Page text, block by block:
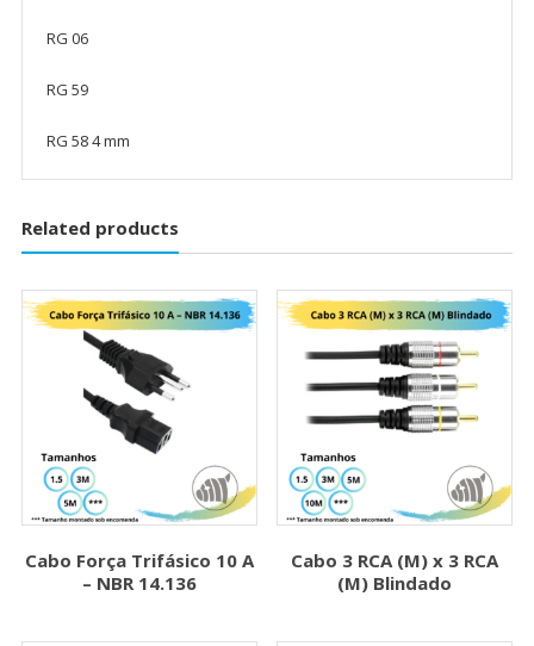
RG 06
RG 59
RG 58 4 mm
Related products
Cabo Força Trifásico 10 A
– NBR 14.136
Cabo 3 RCA (M) x 3 RCA
(M) Blindado